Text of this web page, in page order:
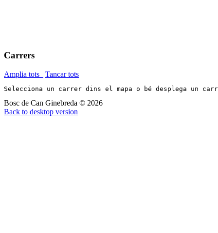
Carrers
Amplia tots Tancar tots
Selecciona un carrer dins el mapa o bé desplega un
Bosc de Can Ginebreda © 2026
Back to desktop version